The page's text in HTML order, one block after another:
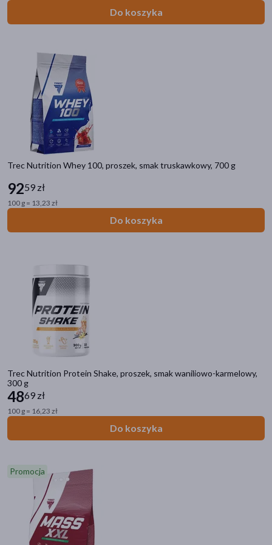
Do koszyka
Trec Nutrition Whey 100, proszek, smak truskawkowy, 700 g
9259 zł
100 g = 13,23 zł
Do koszyka
Trec Nutrition Protein Shake, proszek, smak waniliowo-karmelowy,
300 g
4869 zł
100 g = 16,23 zł
Do koszyka
Promocja
Kategorie produktów
Zdrowie
Sport
Filtry
Dostawa
Odbiór w aptece
Cena